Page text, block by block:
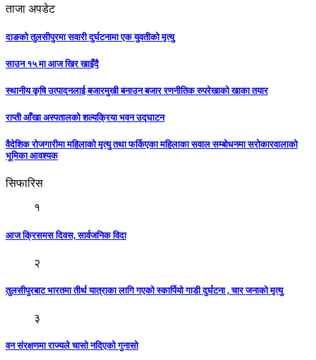
ताजा अपडेट
दाङको तुलसीपुरमा सवारी दुर्घटनामा एक युवतीको मृत्यु
साउन १५ मा आज खिर खाइँदै
स्थानीय कृषि उत्पादनलाई बजारमुखी बनाउन बजार रणनीतिक रुपरेखाको खाका तयार
राप्ती आँखा अस्पतालको शल्यक्रिया भवन उद्घाटन
वैदेशिक रोजगारीमा महिलाको मृत्यु तथा फर्किएका महिलाका सवाल सम्बोधनमा सरोकारवालाको
भूमिका आवश्यक
सिफारिस
१
आज क्रिसमस दिवस, सार्वजनिक विदा
२
तुलसीपुरबाट भारतमा तीर्थ यात्राका लागि गएको स्कार्पियो गाडी दुर्घटना , चार जनाको मृत्यु
३
वन संरक्षणमा राज्यले चासो नदिएको गुनासो